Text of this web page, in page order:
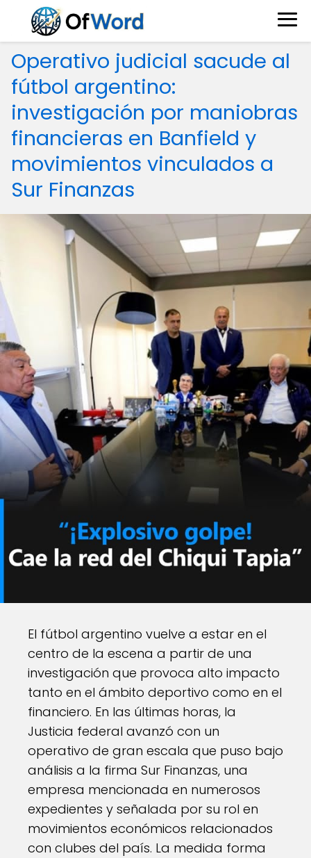
Operativo judicial sacude al
fútbol argentino:
investigación por maniobras
financieras en Banfield y
movimientos vinculados a
Sur Finanzas
El fútbol argentino vuelve a estar en el
centro de la escena a partir de una
investigación que provoca alto impacto
tanto en el ámbito deportivo como en el
financiero. En las últimas horas, la
Justicia federal avanzó con un
operativo de gran escala que puso bajo
análisis a la firma Sur Finanzas, una
empresa mencionada en numerosos
expedientes y señalada por su rol en
movimientos económicos relacionados
con clubes del país. La medida forma